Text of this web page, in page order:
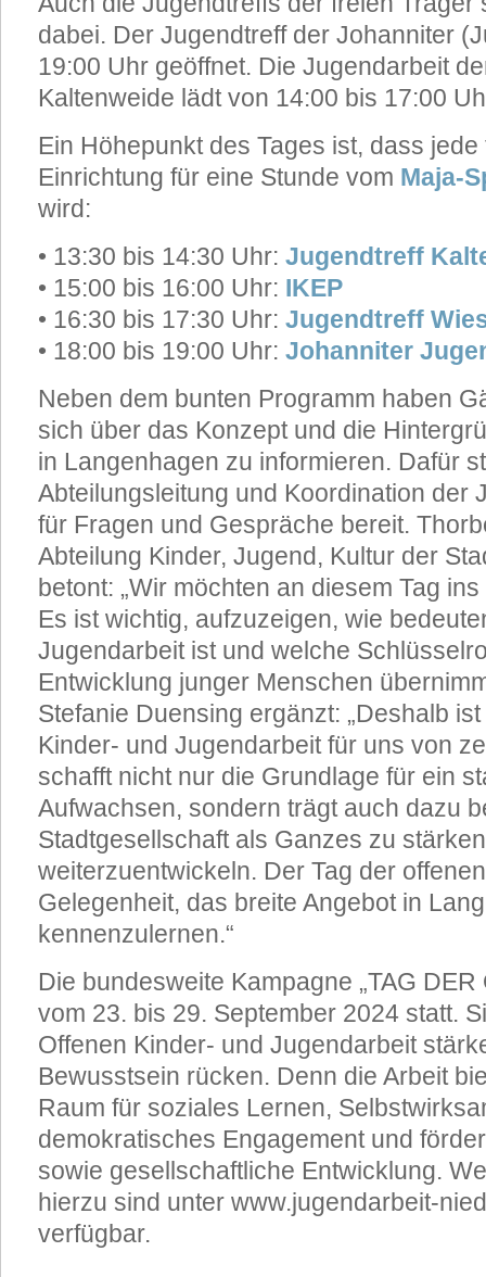
dabei. Der Jugendtreff der Johanniter
19:00 Uhr geöffnet. Die Jugendarbeit
Kaltenweide lädt von 14:00 bis 17:00
Ein Höhepunkt des Tages ist, dass
Einrichtung für eine Stunde vom Maja-
wird:
• 13:30 bis 14:30 Uhr: Jugendtreff
• 15:00 bis 16:00 Uhr: IKEP
• 16:30 bis 17:30 Uhr: Jugendtreff
• 18:00 bis 19:00 Uhr: Johanniter
Neben dem bunten Programm haben
sich über das Konzept und die
in Langenhagen zu informieren. Dafür
Abteilungsleitung und Koordination der
für Fragen und Gespräche bereit.
Abteilung Kinder, Jugend, Kultur der
betont: „Wir möchten an diesem Tag
Es ist wichtig, aufzuzeigen, wie
Jugendarbeit ist und welche
Entwicklung junger Menschen
Stefanie Duensing ergänzt: „Deshalb
Kinder- und Jugendarbeit für uns von
schafft nicht nur die Grundlage für ein
Aufwachsen, sondern trägt auch dazu
Stadtgesellschaft als Ganzes zu
weiterzuentwickeln. Der Tag der
Gelegenheit, das breite Angebot in
kennenzulernen.“
Die bundesweite Kampagne „TAG DER
vom 23. bis 29. September 2024 statt.
Offenen Kinder- und Jugendarbeit
Bewusstsein rücken. Denn die Arbeit
Raum für soziales Lernen,
demokratisches Engagement und
sowie gesellschaftliche Entwicklung.
hierzu sind unter www.jugendarbeit-
verfügbar.